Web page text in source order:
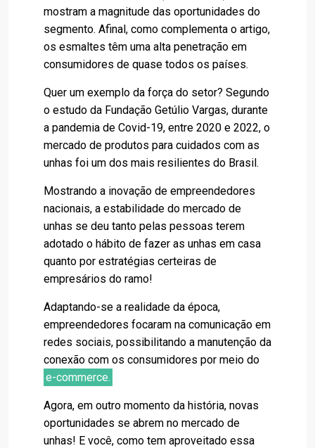
mostram a magnitude das oportunidades do
segmento. Afinal, como complementa o artigo,
os esmaltes têm uma alta penetração em
consumidores de quase todos os países.
Quer um exemplo da força do setor? Segundo
o estudo da Fundação Getúlio Vargas, durante
a pandemia de Covid-19, entre 2020 e 2022, o
mercado de produtos para cuidados com as
unhas foi um dos mais resilientes do Brasil.
Mostrando a inovação de empreendedores
nacionais, a estabilidade do mercado de
unhas se deu tanto pelas pessoas terem
adotado o hábito de fazer as unhas em casa
quanto por estratégias certeiras de
empresários do ramo!
Adaptando-se a realidade da época,
empreendedores focaram na comunicação em
redes sociais, possibilitando a manutenção da
conexão com os consumidores por meio do
e-commerce.
Agora, em outro momento da história, novas
oportunidades se abrem no mercado de
unhas! E você, como tem aproveitado essa